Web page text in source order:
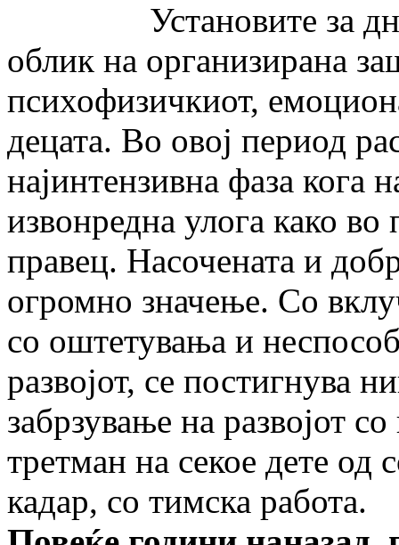
Установите за
облик на организирана
психофизичкиот,
децата. Во овој период
најинтензивна фаза кога
извонредна улога како во
правец. Насочената и
огромно значење. Со
со оштетувања и
развојот, се постигнува
забрзување на развојот
третман на секое дете од
кадар, со тимска работа.